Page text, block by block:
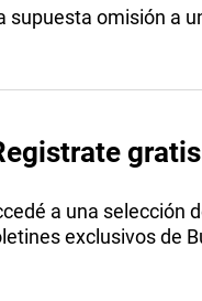
supuesta omisión a
a una selección
exclusivos de